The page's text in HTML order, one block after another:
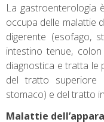
La gastroenterologia
occupa delle malattie
digerente (esofago,
intestino tenue,
diagnostica e tratta le
del tratto superiore
stomaco) e del tratto
Malattie